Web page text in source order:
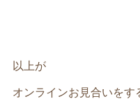
以上が
オンラインお見合いをす